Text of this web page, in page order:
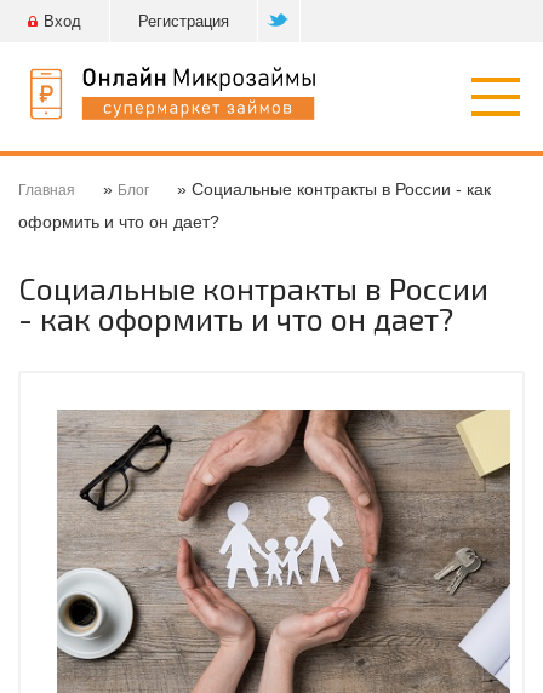
Вход Регистрация
Главная » Блог
» Социальные контракты в России - как
оформить и что он дает?
Социальные контракты в России
- как оформить и что он дает?